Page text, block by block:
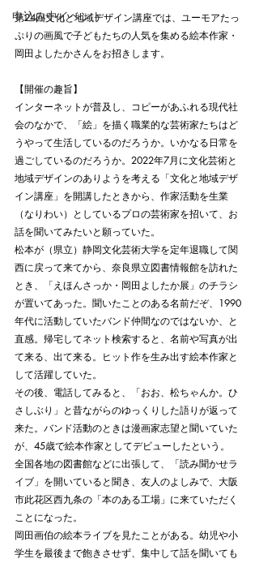
申込み中イベント
第24回文化と地域デザイン講座では、ユーモアたっ
ぷりの画風で子どもたちの人気を集める絵本作家・
岡田よしたかさんをお招きします。
【開催の趣旨】
インターネットが普及し、コピーがあふれる現代社
会のなかで、「絵」を描く職業的な芸術家たちはど
うやって生活しているのだろうか。いかなる日常を
過ごしているのだろうか。2022年7月に文化芸術と
地域デザインのありようを考える「文化と地域デザ
イン講座」を開講したときから、作家活動を生業
（なりわい）としているプロの芸術家を招いて、お
話を聞いてみたいと願っていた。
松本が（県立）静岡文化芸術大学を定年退職して関
西に戻って来てから、奈良県立図書情報館を訪れた
とき、「えほんさっか・岡田よしたか展」のチラシ
が置いてあった。聞いたことのある名前だぞ、1990
年代に活動していたバンド仲間なのではないか、と
直感。帰宅してネット検索すると、名前や写真が出
て来る、出て来る。ヒット作を生み出す絵本作家と
して活躍していた。
その後、電話してみると、「おお、松ちゃんか。ひ
さしぶり」と昔ながらのゆっくりした語りが返って
来た。バンド活動のときは漫画家志望と聞いていた
が、45歳で絵本作家としてデビューしたという。
全国各地の図書館などに出張して、「読み聞かせラ
イブ」を開いていると聞き、友人のよしみで、大阪
市此花区西九条の「本のある工場」に来ていただく
ことになった。
岡田画伯の絵本ライブを見たことがある。幼児や小
学生を最後まで飽きさせず、集中して話を聞いても